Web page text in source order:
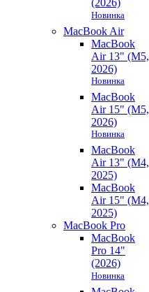
(2026)
Новинка
MacBook Air
MacBook
Air 13" (M5,
2026)
Новинка
MacBook
Air 15" (M5,
2026)
Новинка
MacBook
Air 13" (M4,
2025)
MacBook
Air 15" (M4,
2025)
MacBook Pro
MacBook
Pro 14"
(2026)
Новинка